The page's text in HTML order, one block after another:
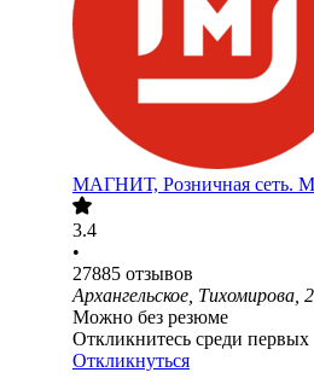
МАГНИТ, Розничная сеть.
3.4
•
27885 отзывов
Архангельское, Тихомирова,
Можно без резюме
Откликнитесь среди первых
Откликнуться